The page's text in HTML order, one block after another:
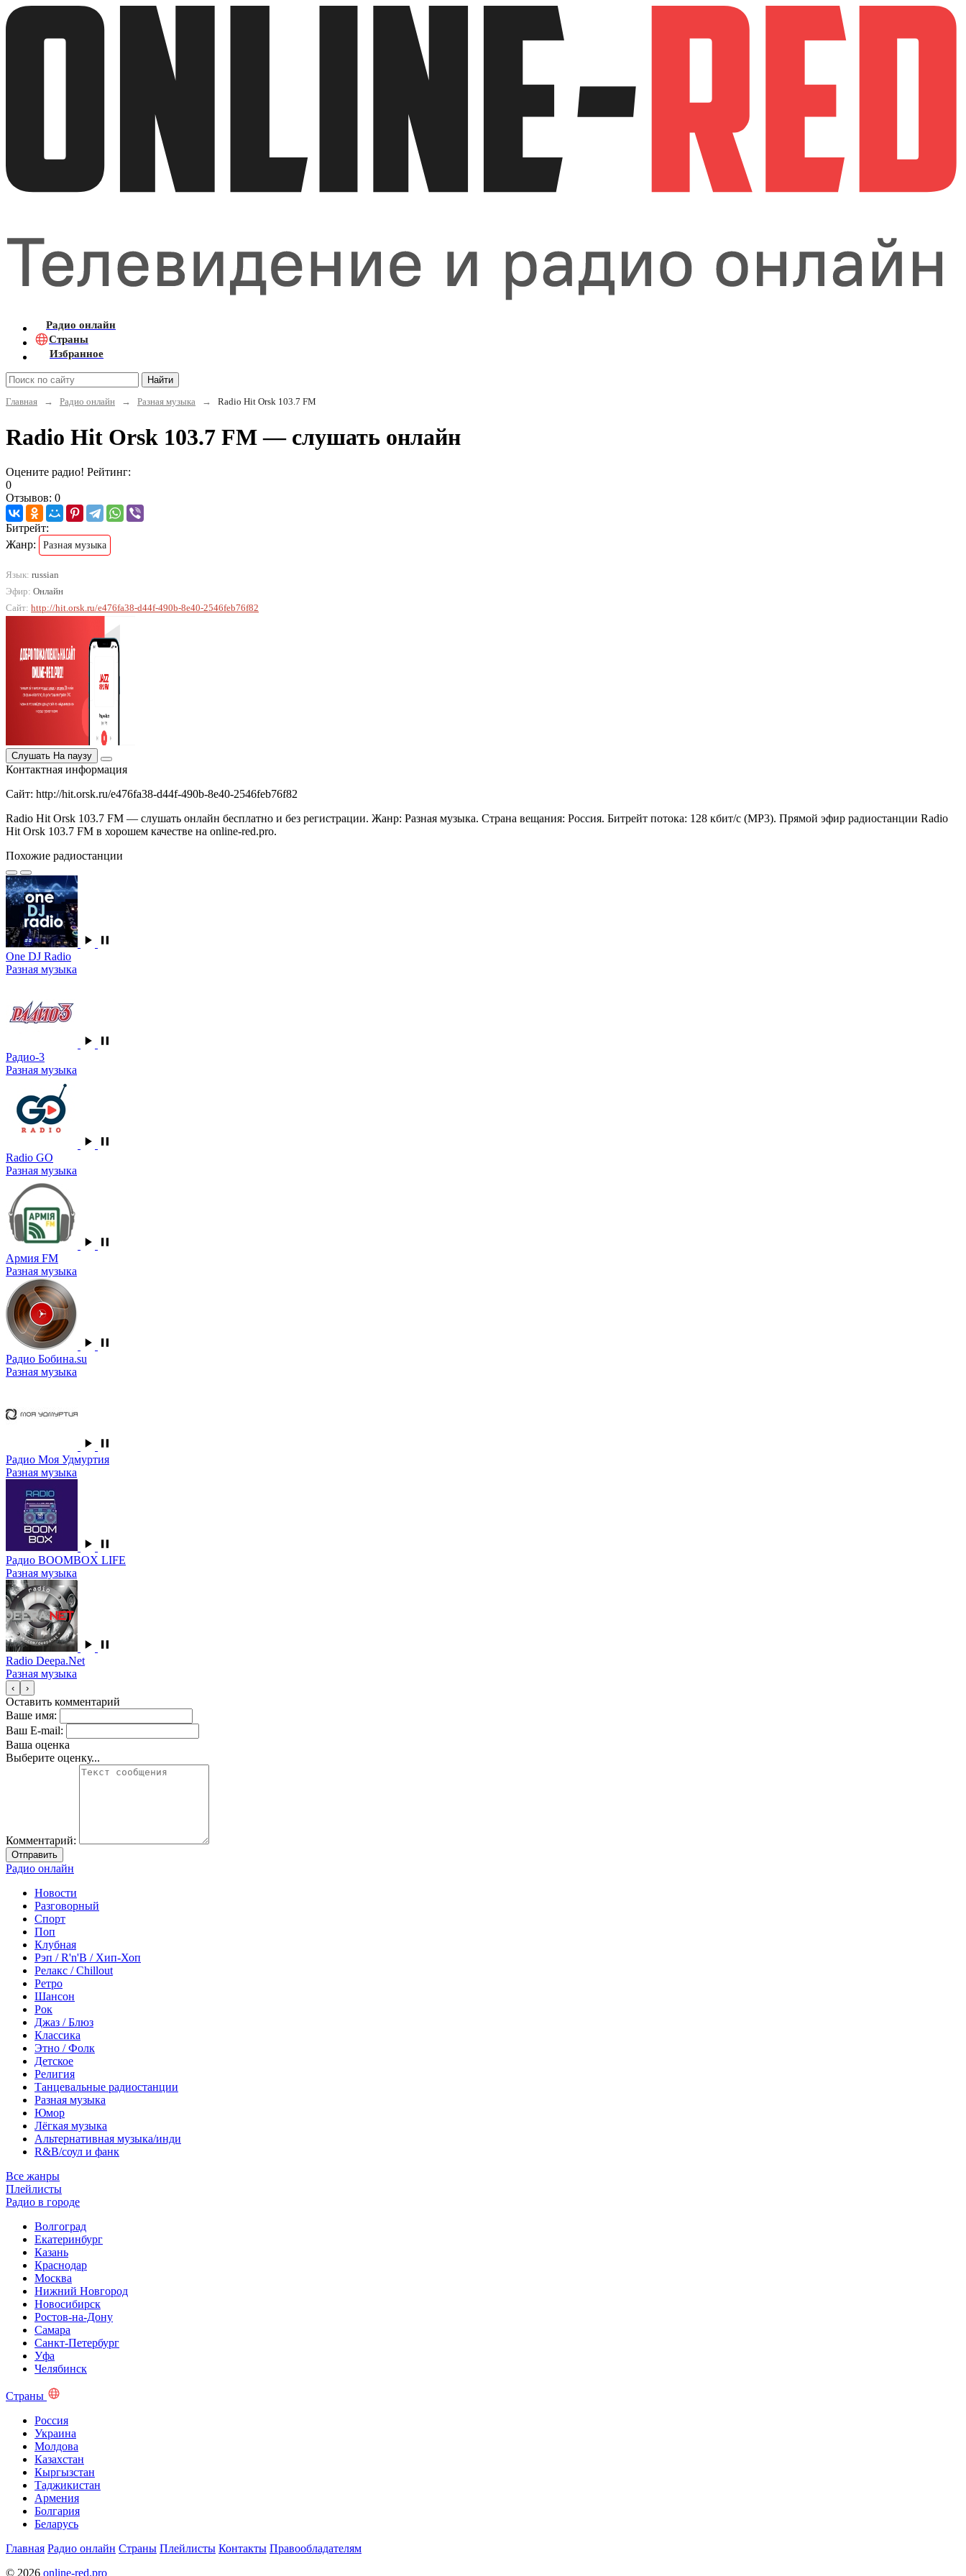
Радио онлайн
Страны
Избранное
Найти
Главная
→ Радио онлайн → Разная музыка → Radio Hit Orsk 103.7 FM
Radio Hit Orsk 103.7 FM — слушать онлайн
Оцените радио! Рейтинг:
0
Отзывов: 0
Битрейт:
Жанр:
Разная музыка
Язык: russian
Эфир: Онлайн
Сайт: http://hit.orsk.ru/e476fa38-d44f-490b-8e40-2546feb76f82
Слушать На паузу
Контактная информация
Сайт: http://hit.orsk.ru/e476fa38-d44f-490b-8e40-2546feb76f82
Radio Hit Orsk 103.7 FM — слушать онлайн бесплатно и без регистрации. Жанр: Разная музыка. Страна вещания: Россия. Битрейт потока: 128 кбит/с (MP3). Прямой эфир радиостанции Radio
Hit Orsk 103.7 FM в хорошем качестве на online-red.pro.
Похожие радиостанции
One DJ Radio
Разная музыка
Радио-3
Разная музыка
Radio GO
Разная музыка
Армия FM
Разная музыка
Радио Бобина.su
Разная музыка
Радио Моя Удмуртия
Разная музыка
Радио BOOMBOX LIFE
Разная музыка
Radio Deepa.Net
Разная музыка
‹ ›
Оставить комментарий
Ваше имя:
Ваш E-mail:
Ваша оценка
Выберите оценку...
Комментарий:
Отправить
Радио онлайн
Новости
Разговорный
Спорт
Поп
Клубная
Рэп / R'n'B / Хип-Хоп
Релакс / Chillout
Ретро
Шансон
Рок
Джаз / Блюз
Классика
Этно / Фолк
Детское
Религия
Танцевальные радиостанции
Разная музыка
Юмор
Лёгкая музыка
Альтернативная музыка/инди
R&B/cоул и фанк
Все жанры
Плейлисты
Радио в городе
Волгоград
Екатеринбург
Казань
Краснодар
Москва
Нижний Новгород
Новосибирск
Ростов-на-Дону
Самара
Санкт-Петербург
Уфа
Челябинск
Страны
Россия
Украина
Молдова
Казахстан
Кыргызстан
Таджикистан
Армения
Болгария
Беларусь
Главная Радио онлайн Страны Плейлисты Контакты Правообладателям
© 2026 online-red.pro